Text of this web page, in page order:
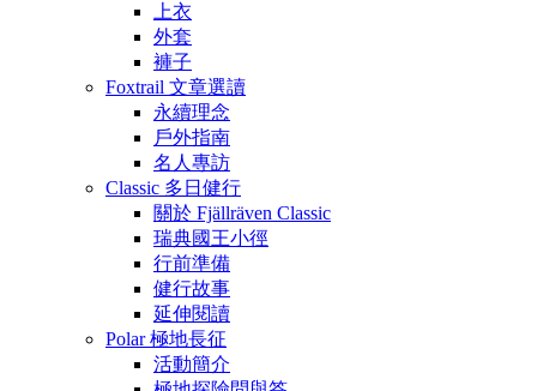
上衣
外套
褲子
Foxtrail 文章選讀
永續理念
戶外指南
名人專訪
Classic 多日健行
關於 Fjällräven Classic
瑞典國王小徑
行前準備
健行故事
延伸閱讀
Polar 極地長征
活動簡介